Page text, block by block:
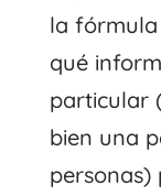
la
qué
particular
bien una
personas)